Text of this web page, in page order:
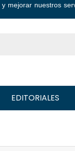
nuestros
EDITORIALES